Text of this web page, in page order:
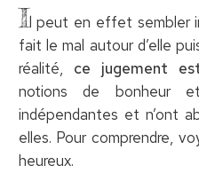
Il peut en effet sembler
fait le mal autour d’elle
réalité, ce jugement
notions de bonheur
indépendantes et n’ont
elles. Pour comprendre,
heureux.